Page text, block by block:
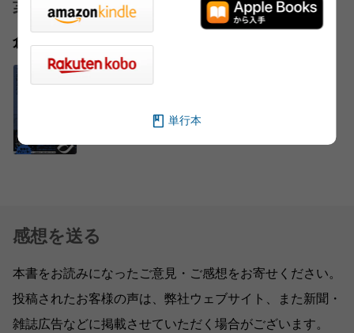
著者
倉野 憲比古
感想を送る
本書をお読みになったご意見・ご感想をお寄せください。
投稿されたお客様の声は、弊社ウェブサイト、また新聞・
雑誌広告などに掲載させていただく場合がございます。
単行本